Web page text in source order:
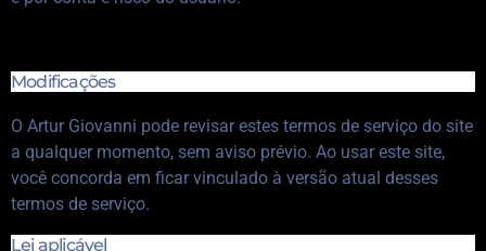
Modificações
O Artur Giovanni pode revisar estes termos de serviço do site
a qualquer momento, sem aviso prévio. Ao usar este site,
você concorda em ficar vinculado à versão atual desses
termos de serviço.
Lei aplicável